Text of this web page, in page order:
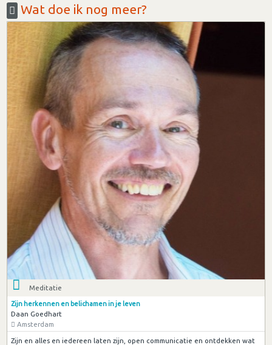
Wat doe ik nog meer?
Meditatie
Zijn herkennen en belichamen in je leven
Daan Goedhart
Amsterdam
Zijn en alles en iedereen laten zijn, open communicatie en ontdekken wat